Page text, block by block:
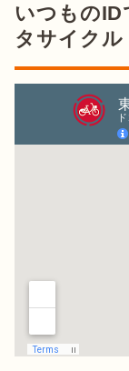
いつものID
タサイクル